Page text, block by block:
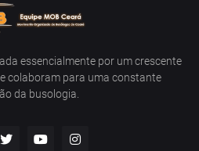
essencialmente por um crescente
colaboram para uma constante
da busologia.